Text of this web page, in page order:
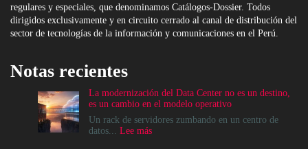
regulares y especiales, que denominamos Catálogos-Dossier. Todos
dirigidos exclusivamente y en circuito cerrado al canal de distribución del
sector de tecnologías de la información y comunicaciones en el Perú.
Notas recientes
La modernización del Data Center no es un destino,
es un cambio en el modelo operativo
Un rack de servidores zumbando en un centro de
datos... Lee más: